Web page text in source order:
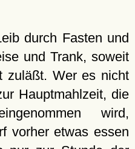
durch Fasten und
und Trank, soweit
zuläßt. Wer es nicht
Hauptmahlzeit, die
wird,
vorher etwas essen